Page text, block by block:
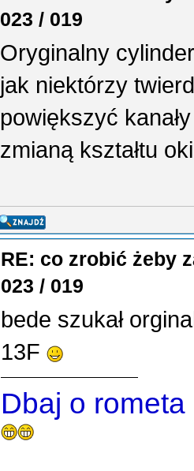
023 / 019
Oryginalny
jak niektórzy
powiększyć
zmianą kształtu
RE: co zrobić żeby
023 / 019
bede szukał
13F
Dbaj o